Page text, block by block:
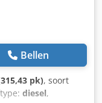
Bellen
pk), soort
diesel,